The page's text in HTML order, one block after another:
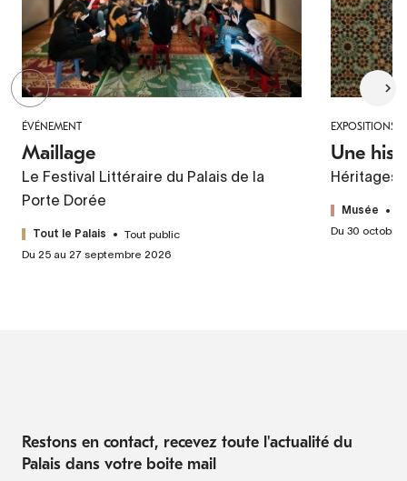
ÉVÉNEMENT
Maillage
Le Festival Littéraire du Palais de la
Porte Dorée
Tout le Palais
Tout public
Du 25 au 27 septembre 2026
EXPOSITIONS
Une
Héritages
Musée
Du 30 octobre
Restons en contact, recevez toute l'actualité du
Palais dans votre boite mail